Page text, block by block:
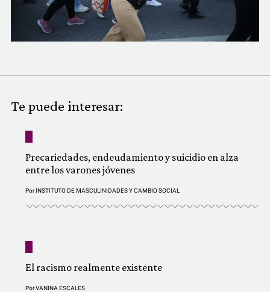
Te puede interesar:
Precariedades, endeudamiento y suicidio en alza
entre los varones jóvenes
PorINSTITUTO DE MASCULINIDADES Y CAMBIO SOCIAL
El racismo realmente existente
PorVANINA ESCALES